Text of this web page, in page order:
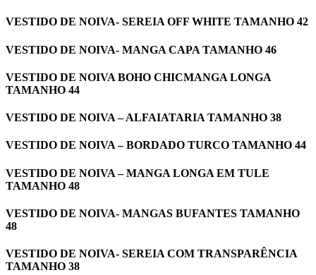
VESTIDO DE NOIVA- SEREIA OFF WHITE TAMANHO 42
VESTIDO DE NOIVA- MANGA CAPA TAMANHO 46
VESTIDO DE NOIVA BOHO CHICMANGA LONGA
TAMANHO 44
VESTIDO DE NOIVA – ALFAIATARIA TAMANHO 38
VESTIDO DE NOIVA – BORDADO TURCO TAMANHO 44
VESTIDO DE NOIVA – MANGA LONGA EM TULE
TAMANHO 48
VESTIDO DE NOIVA- MANGAS BUFANTES TAMANHO
48
VESTIDO DE NOIVA- SEREIA COM TRANSPARÊNCIA
TAMANHO 38